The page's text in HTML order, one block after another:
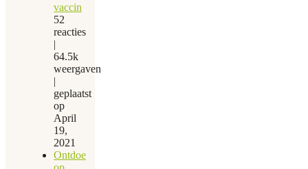
vaccin
52
reacties
|
64.5k
weergaven
|
geplaatst
op
April
19,
2021
Ontdoe